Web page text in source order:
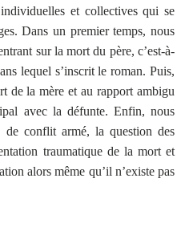
et collectives qui se
Dans un premier temps, nous
sur la mort du père, c’est-à-
lequel s’inscrit le roman. Puis,
de la mère et au rapport ambigu
avec la défunte. Enfin, nous
de conflit armé, la question des
traumatique de la mort et
alors même qu’il n’existe pas